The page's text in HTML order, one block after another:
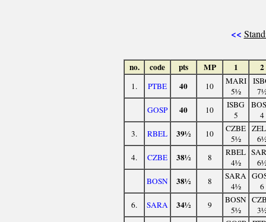
<<
no. code pts MP 1 2
1. PTBE 40 10
MARI
5½
GOSP
40 10
ISBG
5
4
3.
RBEL 39½ 10
CZBE
5½
4.
CZBE 38½ 8
RBEL
4½
BOSN
38½ 8
SARA
4½
6
6.
SARA 34½ 9
BOSN
5½